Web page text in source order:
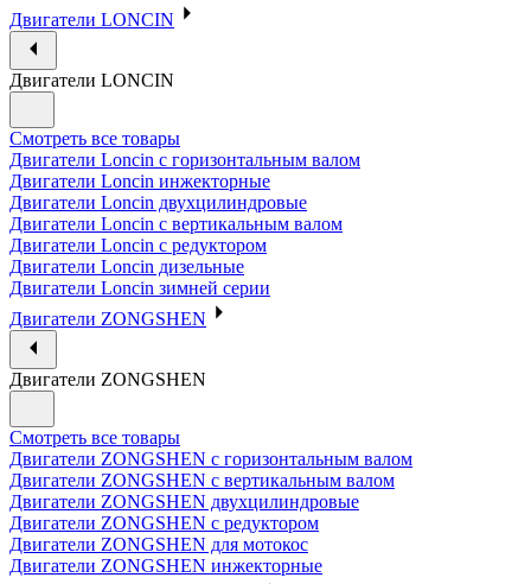
Двигатели LONCIN
Двигатели LONCIN
Смотреть все товары
Двигатели Loncin с горизонтальным валом
Двигатели Loncin инжекторные
Двигатели Loncin двухцилиндровые
Двигатели Loncin с вертикальным валом
Двигатели Loncin с редуктором
Двигатели Loncin дизельные
Двигатели Loncin зимней серии
Двигатели ZONGSHEN
Двигатели ZONGSHEN
Смотреть все товары
Двигатели ZONGSHEN с горизонтальным валом
Двигатели ZONGSHEN с вертикальным валом
Двигатели ZONGSHEN двухцилиндровые
Двигатели ZONGSHEN с редуктором
Двигатели ZONGSHEN для мотокос
Двигатели ZONGSHEN инжекторные